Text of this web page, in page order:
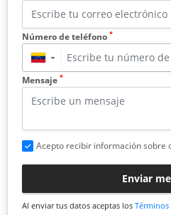
Número de teléfono *
▼
Mensaje *
Acepto recibir información sobre
Enviar
Al enviar tus datos aceptas los